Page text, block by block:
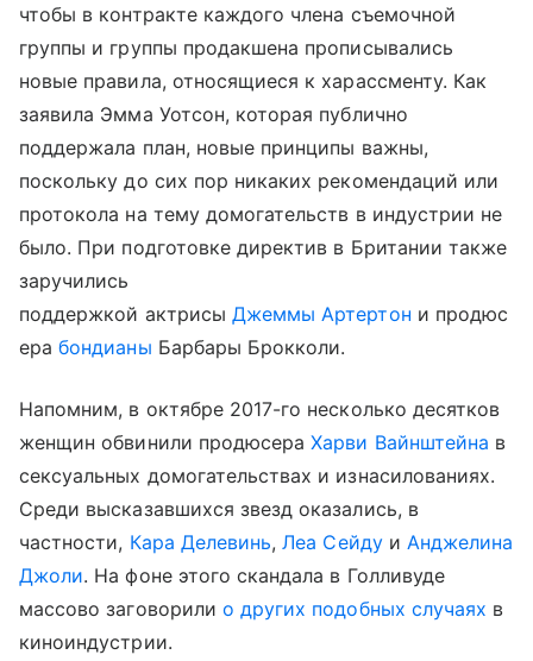
чтобы в контракте каждого члена съемочной
группы и группы продакшена прописывались
новые правила, относящиеся к харассменту. Как
заявила Эмма Уотсон, которая публично
поддержала план, новые принципы важны,
поскольку до сих пор никаких рекомендаций или
протокола на тему домогательств в индустрии не
было. При подготовке директив в Британии также
заручились
поддержкой актрисы Джеммы Артертон и продюс
ерабондианы Барбары Брокколи.
Напомним, в октябре 2017-го несколько десятков
женщин обвинили продюсераХарви Вайнштейна в
сексуальных домогательствах и изнасилованиях.
Среди высказавшихся звезд оказались, в
частности, Кара Делевинь,Леа Сейдуи Анджелина
Джоли. На фоне этого скандала в Голливуде
массово заговорили о других подобных случаях в
киноиндустрии.